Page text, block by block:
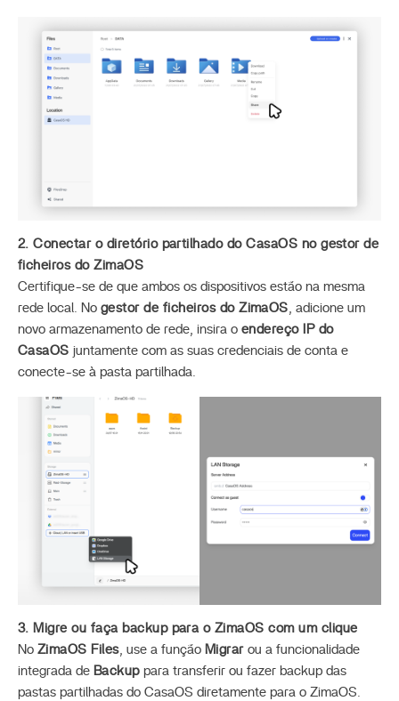
2. Conectar o diretório partilhado do CasaOS no gestor de
ficheiros do ZimaOS
Certifique-se de que ambos os dispositivos estão na mesma
rede local. No gestor de ficheiros do ZimaOS, adicione um
novo armazenamento de rede, insira o endereço IP do
CasaOS juntamente com as suas credenciais de conta e
conecte-se à pasta partilhada.
3. Migre ou faça backup para o ZimaOS com um clique
No ZimaOS Files, use a função Migrarou a funcionalidade
integrada de Backuppara transferir ou fazer backup das
pastas partilhadas do CasaOS diretamente para o ZimaOS.